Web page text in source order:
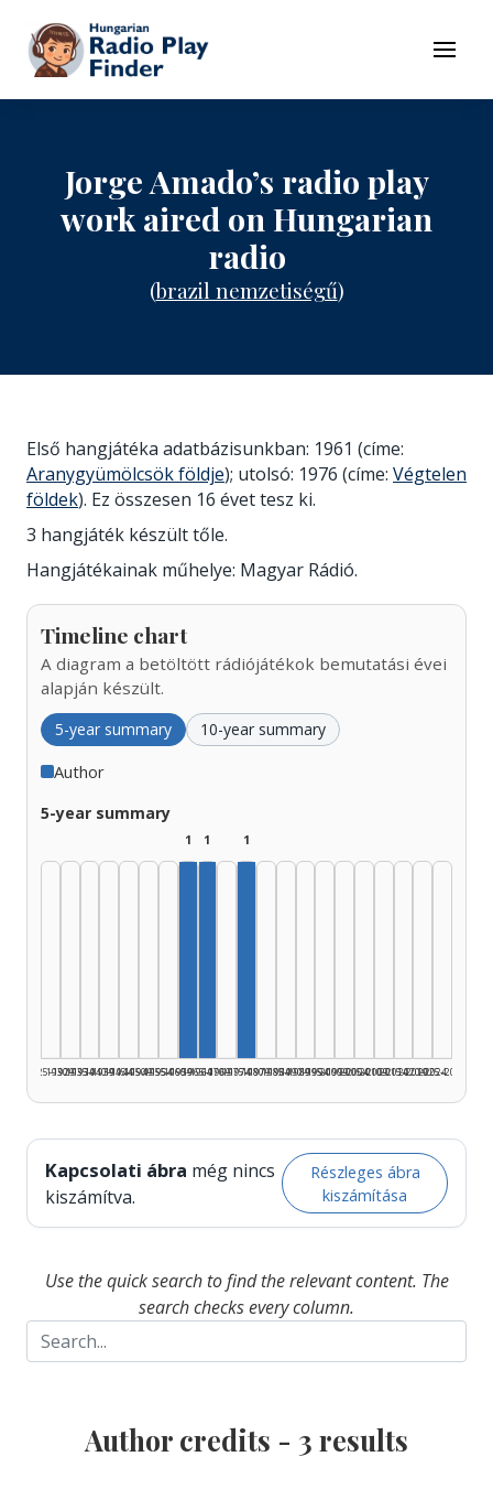
To contents
Menu
Jorge Amado’s radio play
work aired on Hungarian
radio
(brazil nemzetiségű)
Első hangjátéka adatbázisunkban: 1961 (címe:
Aranygyümölcsök földje); utolsó: 1976 (címe: Végtelen
földek). Ez összesen 16 évet tesz ki.
3 hangjáték készült tőle.
Hangjátékainak műhelye: Magyar Rádió.
Timeline chart
A diagram a betöltött rádiójátékok bemutatási évei
alapján készült.
5-year summary 10-year summary
Author
5-year summary
1925–1929
1930–1934
1935–1939
1940–1944
1945–1949
1950–1954
1955–1959
1
1960–1964
1
1965–1969
1970–1974
1
1975–1979
1980–1984
1985–1989
1990–1994
1995–1999
2000–2004
2005–2009
2010–2014
2015–2019
2020–2024
2025–2026
Kapcsolati ábra még nincs
kiszámítva.
Részleges ábra
kiszámítása
Use the quick search to find the relevant content. The
search checks every column.
Author credits - 3 results